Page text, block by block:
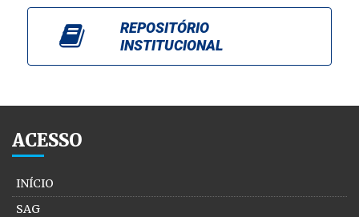
REPOSITÓRIO
INSTITUCIONAL
ACESSO
INÍCIO
SAG